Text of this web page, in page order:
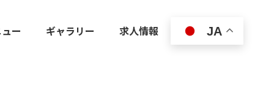
ー ギャラリー 求人情報 JA